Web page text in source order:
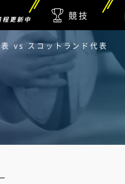
程更新中 競技
vs スコットランド代表